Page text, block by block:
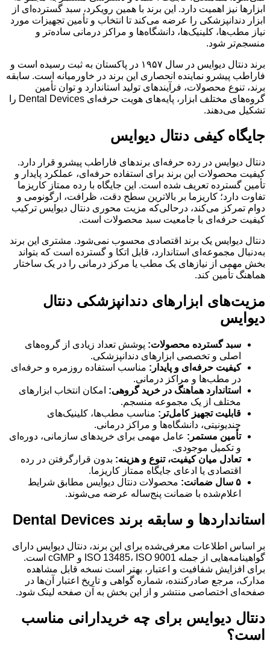
ابزارها نیز اهمیت دارد. این برند با همین رویکرد، سبد گسترده‌ای از
ابزار دندانپزشکی را عرضه می‌کند تا انتخاب و تأمین تجهیزات مورد
نیاز مطب‌ها، کلینیک‌ها، دانشگاه‌ها و مراکز درمانی ساده‌تر و
منسجم‌تر شود.
برند دنتال دیوایس در سال ۱۹۵۷ در پاکستان به ثبت رسیده است و
فاراطب پیشرو نماینده انحصاری این برند در خاورمیانه است. سابقه
برند، تنوع محصولات، فرآیندهای تولید استاندارد و توان تأمین
گروه‌های مختلف ابزار، پایه‌های هویت حرفه‌ای Dental Devices را
تشکیل می‌دهند.
جایگاه کیفی دنتال دیوایس
دنتال دیوایس در رده حرفه‌ای برندهای فاراطب پیشرو قرار دارد.
کیفیت محصولات این برند برای استفاده حرفه‌ای، عملکرد پایدار و
تأمین گسترده تعریف شده است. این جایگاه با رده ممتاز کاریزما
تفاوت دارد؛ کاریزما بر بالاترین سطح دقت، ظرافت، ارگونومی و
دوام تمرکز می‌کند، درحالی‌که مزیت محوری دنتال دیوایس ترکیب
کیفیت حرفه‌ای با جامعیت سبد محصولات است.
دنتال دیوایس یک برند اقتصادی محسوب نمی‌شود. مشتری این برند
به‌دنبال مجموعه‌ای استاندارد، قابل اتکا و گسترده است که بتواند
بخش مهمی از نیازهای یک مطب یا مرکز درمانی را در یک ساختار
هماهنگ تأمین کند.
مزیت‌های ابزارهای دندانپزشکی دنتال
دیوایس
سبد گسترده محصولات: پوشش تعداد زیادی از گروه‌های
اصلی و تخصصی ابزارهای دندانپزشکی.
کیفیت حرفه‌ای و پایدار: مناسب استفاده روزمره و حرفه‌ای
در مطب‌ها و مراکز درمانی.
استاندارد هماهنگ در خرید گروهی: امکان انتخاب ابزارهای
مختلف از یک مجموعه منسجم.
قابلیت تجهیز کامل‌تر: مناسب مطب‌ها، کلینیک‌های
چندیونیتی، دانشگاه‌ها و مراکز درمانی.
تأمین مستمر: عامل مهمی برای خریدهای سازمانی، دوره‌ای
و تکمیل موجودی.
تعادل میان کیفیت، تنوع و هزینه: بدون قرارگرفتن در رده
اقتصادی یا ادعای جایگاه ممتاز کاریزما.
۵ سال ضمانت:
محصولات دنتال دیوایس مطابق شرایط
اعلام‌شده با ضمانت پنج‌ساله عرضه می‌شوند.
استانداردها و سابقه برند Dental Devices
بر اساس اطلاعات معرفی‌شده برای این برند، دنتال دیوایس دارای
گواهینامه‌هایی از جمله ISO 13485، ISO 9001 و cGMP است.
برای افزایش شفافیت و اعتبار، بهتر است نسخه قابل مشاهده
مدارک، مرجع صادرکننده، شماره گواهی و تاریخ اعتبار آن‌ها در
صفحه‌ای اختصاصی منتشر و از این بخش به آن صفحه لینک شود.
دنتال دیوایس برای چه خریدارانی مناسب
است؟